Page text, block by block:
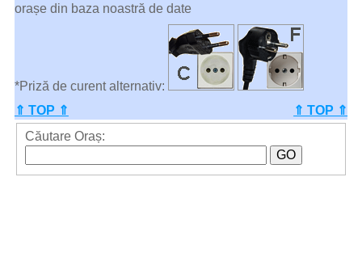
orașe din baza noastră de date
*Priză de curent alternativ:
⇑ TOP ⇑
⇑ TOP ⇑
Căutare Oraș: